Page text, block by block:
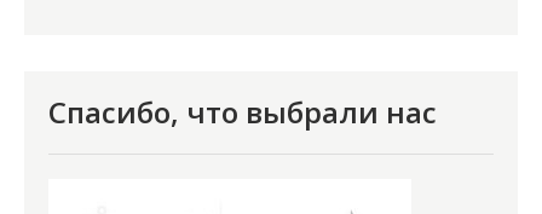
Спасибо, что выбрали нас